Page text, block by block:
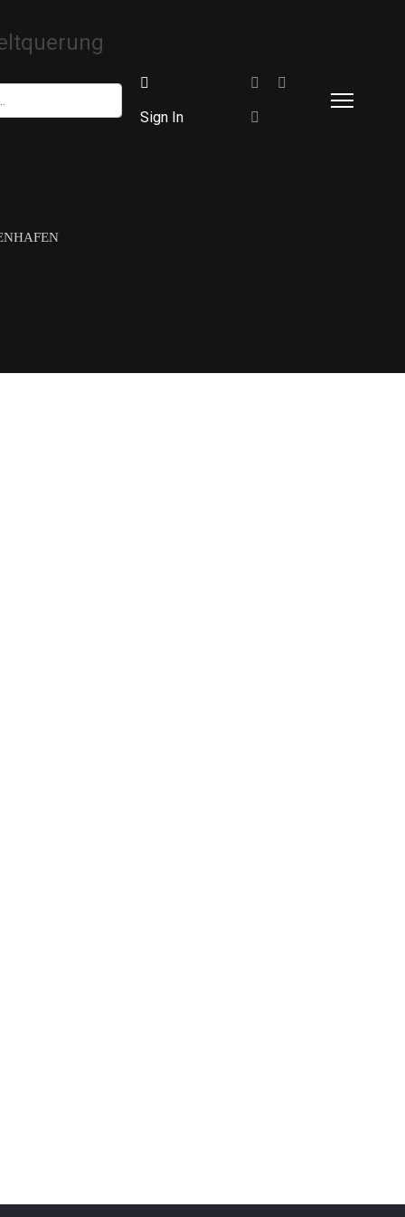
Sign In